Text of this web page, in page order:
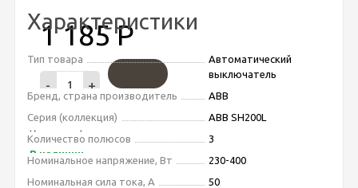
1 185Р
- +
Купить в 1 клик
В наличии
Характеристики
Тип товара
Автоматический
выключатель
Бренд, страна производитель
ABB
Серия (коллекция)
ABB SH200L
Количество полюсов
3
Номинальное напряжение, Вт
230-400
Номинальная сила тока, А
50